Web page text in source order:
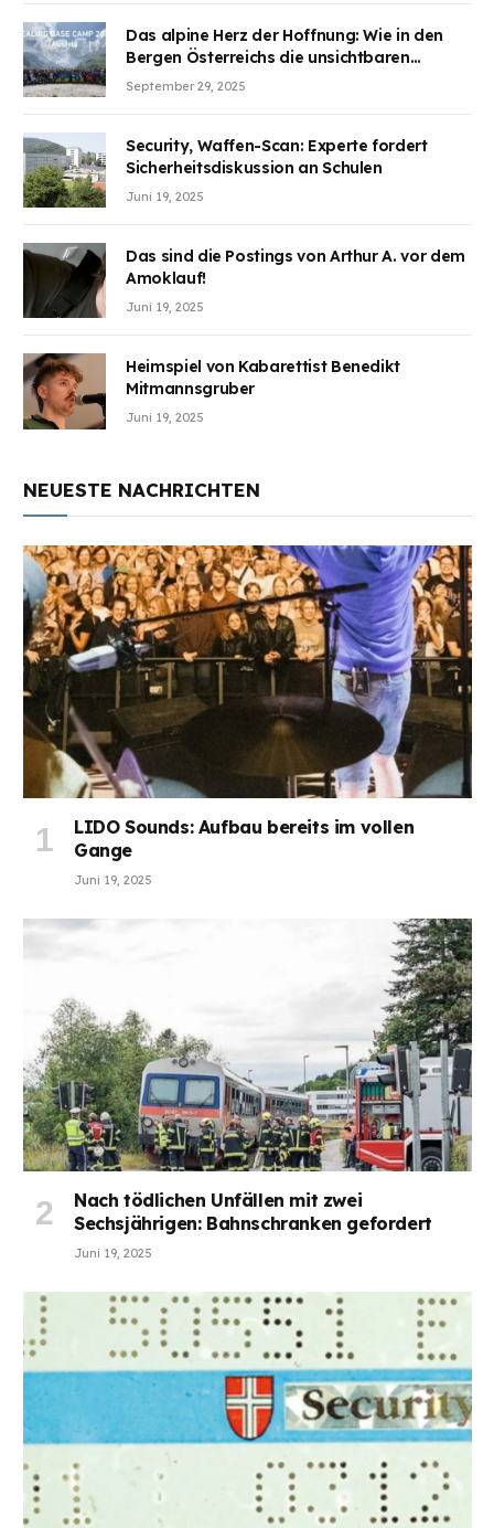
Das alpine Herz der Hoffnung: Wie in den
Bergen Österreichs die unsichtbaren
Wunden des Kriegesheilen
September 29, 2025
Security, Waffen-Scan: Experte fordert
Sicherheitsdiskussion an Schulen
Juni 19, 2025
Das sind die Postings von Arthur A. vor dem
Amoklauf!
Juni 19, 2025
Heimspiel von Kabarettist Benedikt
Mitmannsgruber
Juni 19, 2025
NEUESTE NACHRICHTEN
LIDO Sounds: Aufbau bereits im vollen
Gange
Juni 19, 2025
Nach tödlichen Unfällen mit zwei
Sechsjährigen: Bahnschranken gefordert
Juni 19, 2025